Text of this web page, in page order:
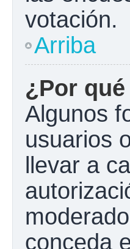
votación.
Arriba
¿Por
Algunos
usuarios
llevar a
conceda